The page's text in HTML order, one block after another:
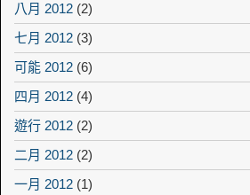
八月 2012 (2)
七月 2012 (3)
可能 2012 (6)
四月 2012 (4)
遊行 2012 (2)
二月 2012 (2)
一月 2012 (1)